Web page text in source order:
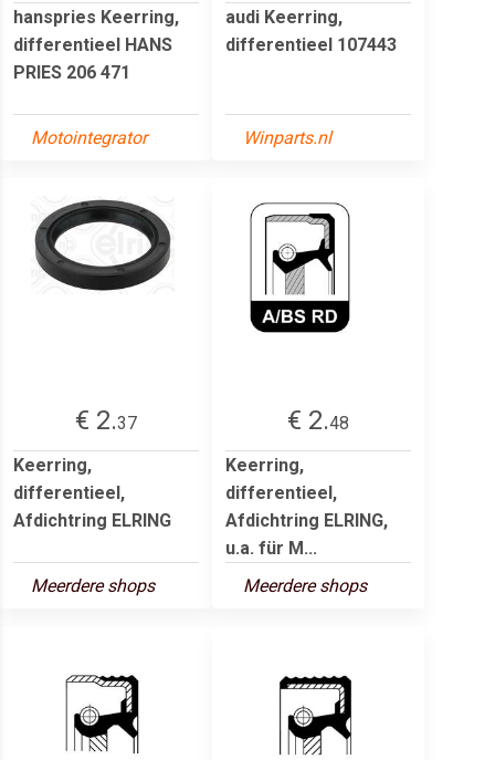
hanspries Keerring,
differentieel HANS
PRIES 206 471
Motointegrator
audi Keerring,
differentieel 107443
Winparts.nl
€ 2.37
Keerring,
differentieel,
Afdichtring ELRING
Meerdere shops
€ 2.48
Keerring,
differentieel,
Afdichtring ELRING,
u.a. für M...
Meerdere shops